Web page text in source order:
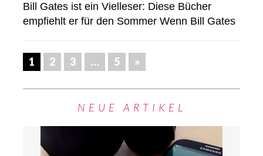
Bill Gates ist ein Vielleser: Diese Bücher
empfiehlt er für den Sommer Wenn Bill Gates
1 2 3 … 5 »
NEUE ARTIKEL